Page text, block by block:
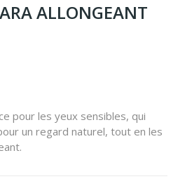
ALLONGEANT
pour les yeux sensibles, qui
un regard naturel, tout en les